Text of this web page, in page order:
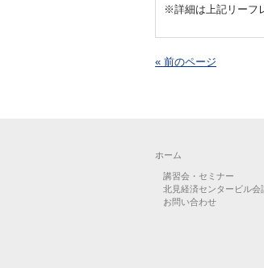
※詳細は上記リーフ
« 前のページ
ホーム
講習会・セミナー
北見経済センタービル会
お問い合わせ